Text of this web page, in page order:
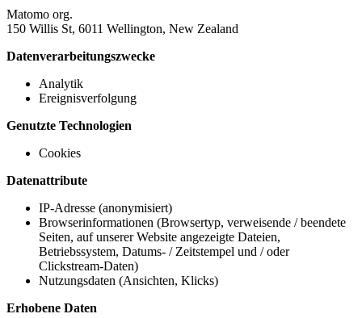
Matomo org.
150 Willis St, 6011 Wellington, New Zealand
Datenverarbeitungszwecke
Analytik
Ereignisverfolgung
Genutzte Technologien
Cookies
Datenattribute
IP-Adresse (anonymisiert)
Browserinformationen (Browsertyp, verweisende / beendete
Seiten, auf unserer Website angezeigte Dateien,
Betriebssystem, Datums- / Zeitstempel und / oder
Clickstream-Daten)
Nutzungsdaten (Ansichten, Klicks)
Erhobene Daten